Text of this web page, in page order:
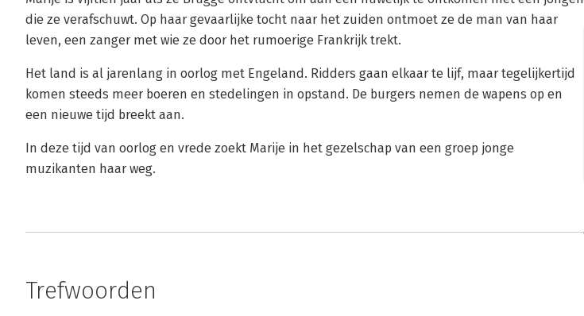
die ze verafschuwt. Op haar gevaarlijke tocht naar het zuiden ontmoet ze de man van haar
leven, een zanger met wie ze door het rumoerige Frankrijk trekt.
Het land is al jarenlang in oorlog met Engeland. Ridders gaan elkaar te lijf, maar tegelijkertijd
komen steeds meer boeren en stedelingen in opstand. De burgers nemen de wapens op en
een nieuwe tijd breekt aan.
In deze tijd van oorlog en vrede zoekt Marije in het gezelschap van een groep jonge
muzikanten haar weg.
Trefwoorden